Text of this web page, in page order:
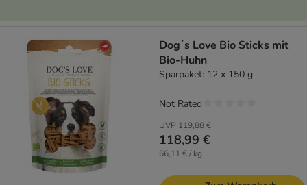
Dog´s Love Bio Sticks mit
Bio-Huhn
Sparpaket: 12 x 150 g
UVP 119,88 €
118,99 €
66,11 € / kg
Not Rated